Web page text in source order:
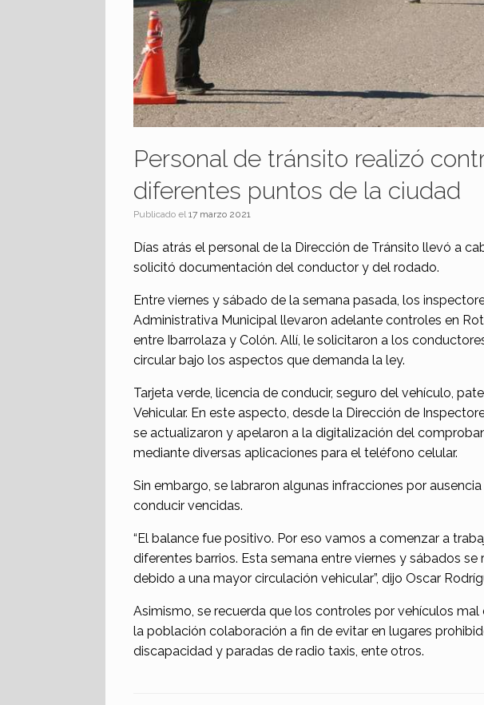
Personal de tránsito realizó
diferentes puntos de la ciudad
Publicado el17 marzo 2021
Días atrás el personal de la Dirección de Tránsito llevó a
solicitó documentación del conductor y del rodado.
Entre viernes y sábado de la semana pasada, los
Administrativa Municipal llevaron adelante controles en
entre Ibarrolaza y Colón. Allí, le solicitaron a los
circular bajo los aspectos que demanda la ley.
Tarjeta verde, licencia de conducir, seguro del vehículo,
Vehicular. En este aspecto, desde la Dirección de
se actualizaron y apelaron a la digitalización del
mediante diversas aplicaciones para el teléfono celular.
Sin embargo, se labraron algunas infracciones por
conducir vencidas.
“El balance fue positivo. Por eso vamos a comenzar a
diferentes barrios. Esta semana entre viernes y sábados
debido a una mayor circulación vehicular”, dijo Oscar
Asimismo, se recuerda que los controles por vehículos
la población colaboración a fin de evitar en lugares
discapacidad y paradas de radio taxis, ente otros.